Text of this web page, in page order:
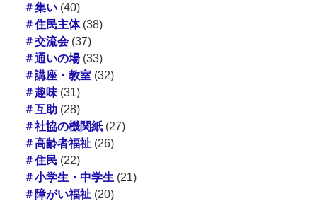
＃集い(40)
＃住民主体(38)
＃交流会(37)
＃通いの場(33)
＃講座・教室(32)
＃趣味(31)
＃互助(28)
＃社協の機関紙(27)
＃高齢者福祉(26)
＃住民(22)
＃小学生・中学生 (21)
＃障がい福祉(20)